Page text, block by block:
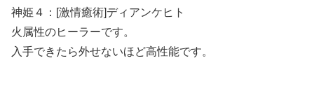
神姫４：[激情癒術]ディアンケヒト
火属性のヒーラーです。
入手できたら外せないほど高性能です。